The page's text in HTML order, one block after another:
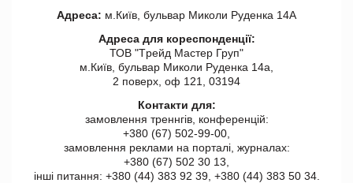
Адреса: м.Київ, бульвар Миколи Руденка 14А
Адреса для кореспонденції:
ТОВ "Tрейд Мастер Груп"
м.Київ, бульвар Миколи Руденка 14а,
2 поверх, оф 121, 03194
Контакти для:
замовлення треннгів, конференцій:
+380 (67) 502-99-00,
замовлення реклами на порталі, журналах:
+380 (67) 502 30 13,
інші питання: +380 (44) 383 92 39, +380 (44) 383 50 34.